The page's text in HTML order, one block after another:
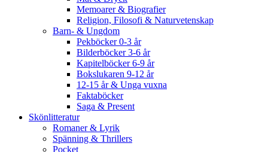
Memoarer & Biografier
Religion, Filosofi & Naturvetenskap
Barn- & Ungdom
Pekböcker 0-3 år
Bilderböcker 3-6 år
Kapitelböcker 6-9 år
Bokslukaren 9-12 år
12-15 år & Unga vuxna
Faktaböcker
Saga & Present
Skönlitteratur
Romaner & Lyrik
Spänning & Thrillers
Pocket